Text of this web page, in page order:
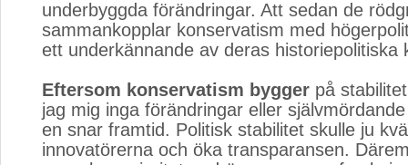
underbyggda förändringar. Att sedan de
sammankopplar konservatism med
ett underkännande av deras historiepolitiska
Eftersom konservatism bygger på
jag mig inga förändringar eller
en snar framtid. Politisk stabilitet skulle ju
innovatörerna och öka transparansen.